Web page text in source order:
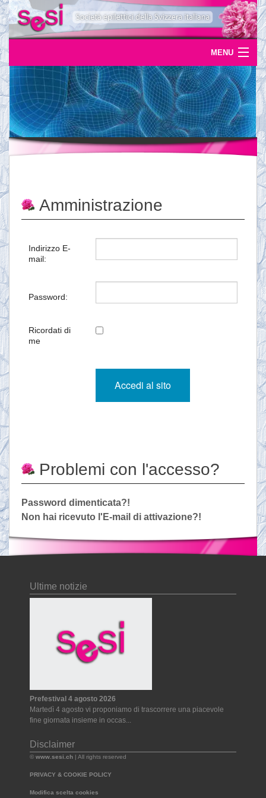
MENU
Home
Uscite
Eventi
News
Servizi
Ordinazioni
Amministrazione
Indirizzo E-
mail:
Password:
Ricordati di
me
Problemi con l'accesso?
Password dimenticata?!
Non hai ricevuto l'E-mail di attivazione?!
Ultime notizie
Prefestival 4 agosto 2026
Martedì 4 agosto vi proponiamo di trascorrere una piacevole
fine giornata insieme in occas...
Disclaimer
© www.sesi.ch | All rights reserved
PRIVACY & COOKIE POLICY
Modifica scelta cookies